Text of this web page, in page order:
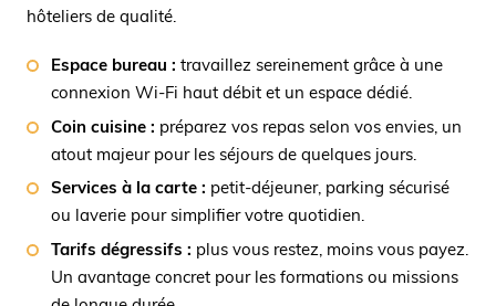
hôteliers de qualité.
Espace bureau : travaillez sereinement grâce à une
connexion Wi-Fi haut débit et un espace dédié.
Coin cuisine : préparez vos repas selon vos envies, un
atout majeur pour les séjours de quelques jours.
Services à la carte : petit-déjeuner, parking sécurisé
ou laverie pour simplifier votre quotidien.
Tarifs dégressifs : plus vous restez, moins vous payez.
Un avantage concret pour les formations ou missions